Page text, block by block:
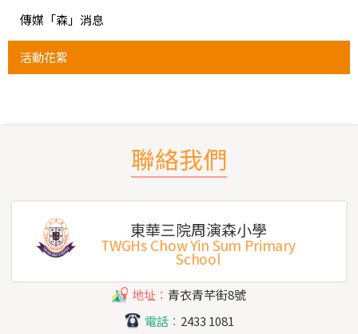
傳媒「森」消息
活動花絮
聯絡我們
東華三院周演森小學
TWGHs Chow Yin Sum Primary
School
地址： 青衣青芊街8號
電話： 2433 1081